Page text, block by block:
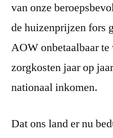
van onze
de huizenprijzen fors
AOW onbetaalbaar te
zorgkosten jaar op
nationaal inkomen.
Dat ons land er nu